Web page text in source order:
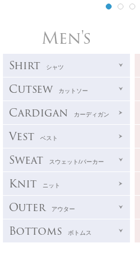
Men's
Shirt シャツ
Cutsew カットソー
Cardigan カーディガン
Vest ベスト
Sweat スウェット/パーカー
Knit ニット
Outer アウター
Bottoms ボトムス